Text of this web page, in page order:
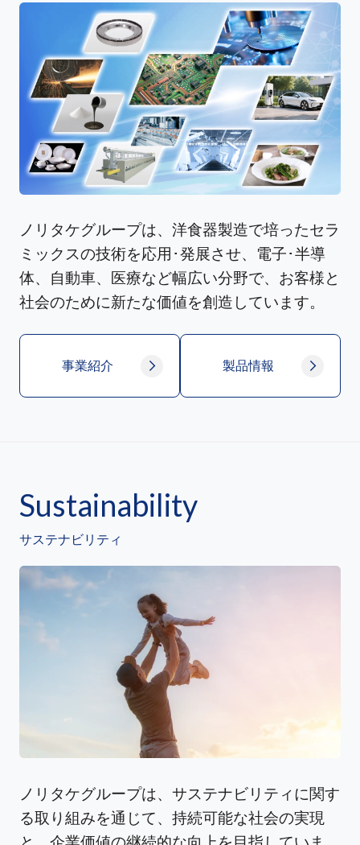
ノリタケグループは、洋食器製造で培ったセラ
ミックスの技術を応用･発展させ、電子･半導
体、自動車、医療など幅広い分野で、お客様と
社会のために新たな価値を創造しています。
事業紹介 製品情報
Sustainability
サステナビリティ
ノリタケグループは、サステナビリティに関す
る取り組みを通じて、持続可能な社会の実現